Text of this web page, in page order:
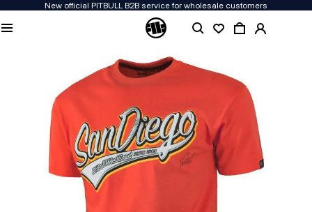
New official PITBULL B2B service for wholesale customers